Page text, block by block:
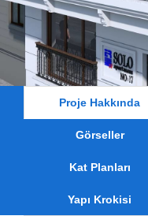
Proje Hakkında
Görseller
Kat Planları
Yapı Krokisi